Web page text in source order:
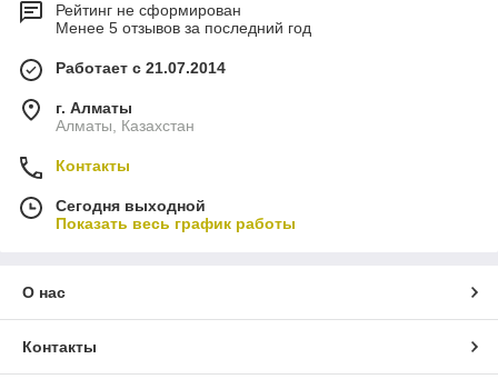
Рейтинг не сформирован
Менее 5 отзывов за последний год
Работает с 21.07.2014
г. Алматы
Алматы, Казахстан
Контакты
Сегодня выходной
Показать весь график работы
О нас
Контакты